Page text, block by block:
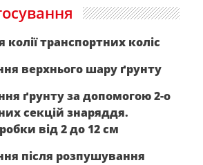
транспортних коліс
верхнього шару ґрунту
ґрунту за допомогою 2-о
секцій знаряддя.
від 2 до 12 см
після розпушування